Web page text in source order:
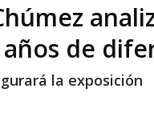
de
la exposición